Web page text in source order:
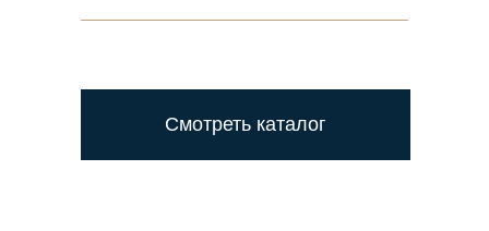
Смотреть каталог